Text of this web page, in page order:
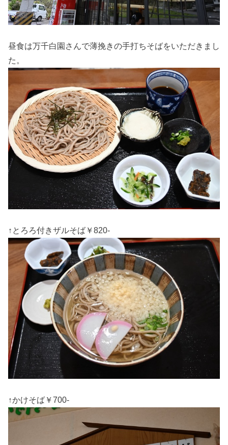
昼食は万千白園さんで薄挽きの手打ちそばをいただきまし
た。
↑とろろ付きザルそば￥820-
↑かけそば￥700-